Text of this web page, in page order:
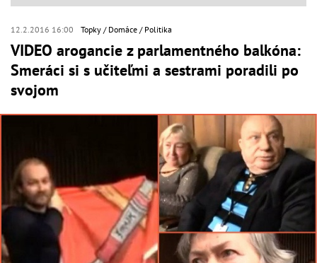
12.2.2016 16:00 Topky Domáce Politika
VIDEO arogancie z parlamentného balkóna:
Smeráci si s učiteľmi a sestrami poradili po
svojom